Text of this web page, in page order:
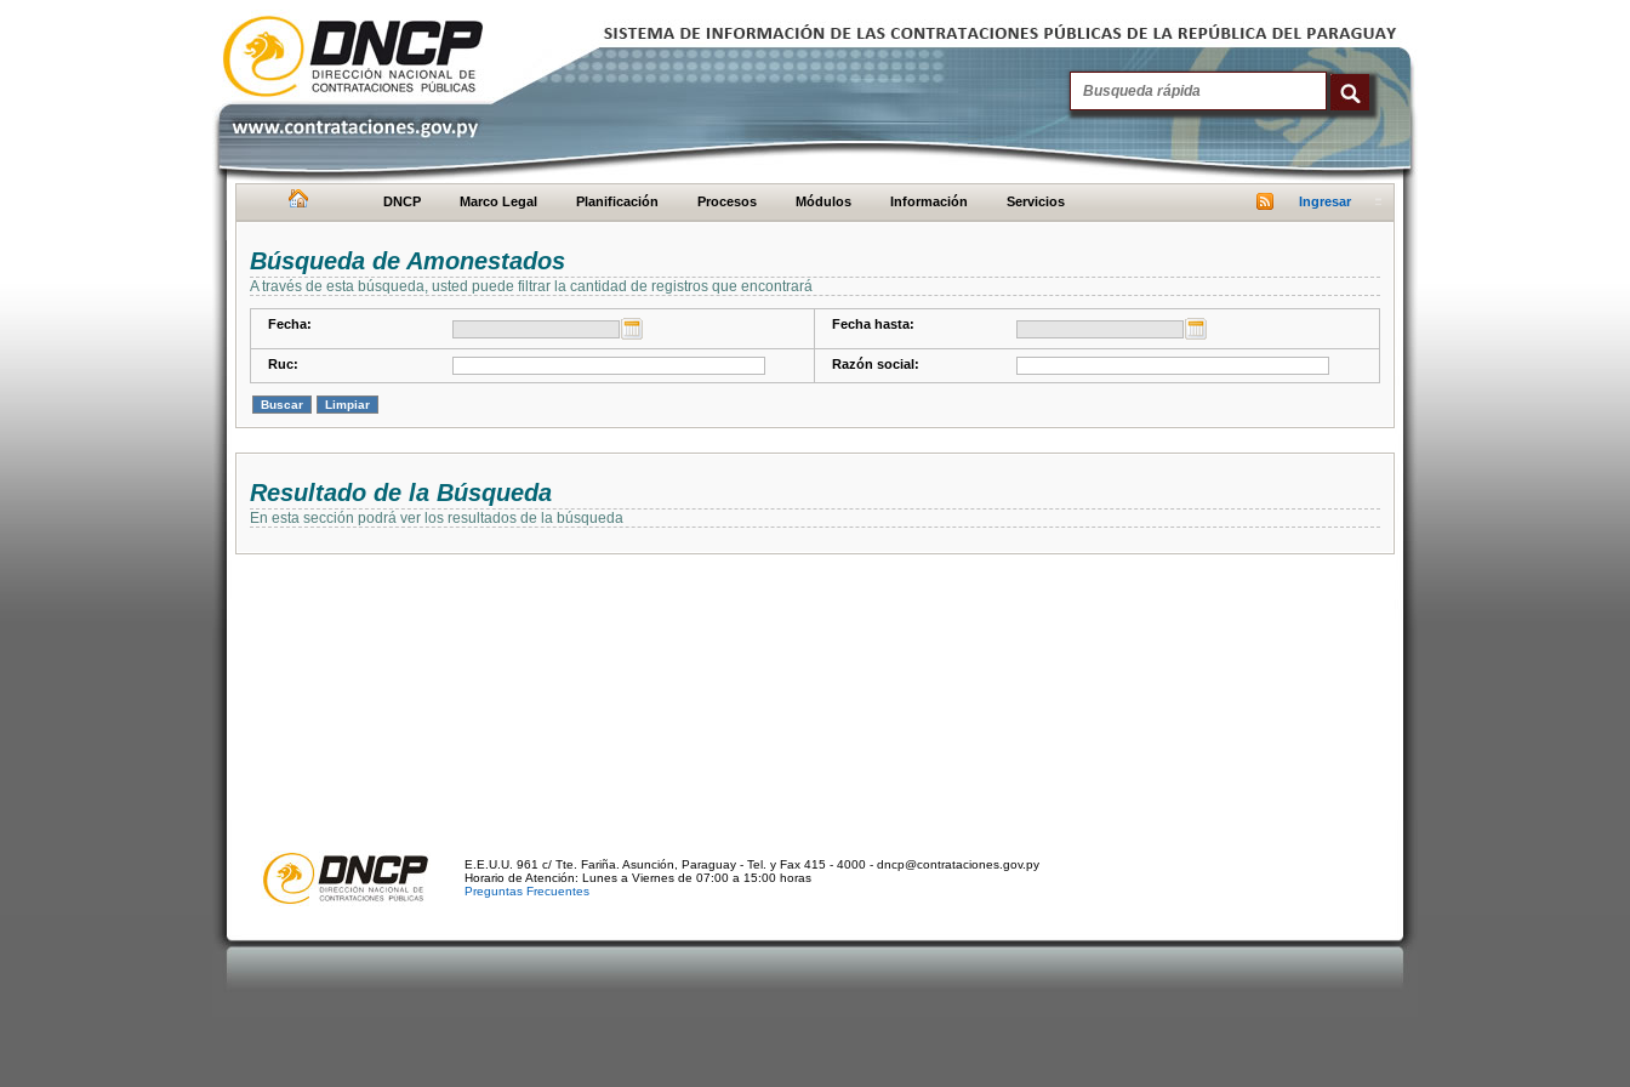
DNCP Marco Legal Planificación Procesos Módulos Información Servicios Ingresar
Búsqueda de Amonestados
A través de esta búsqueda, usted puede filtrar la cantidad de registros que encontrará
Fecha: Fecha hasta:
Ruc: Razón social:
Resultado de la Búsqueda
En esta sección podrá ver los resultados de la búsqueda
E.E.U.U. 961 c/ Tte. Fariña. Asunción, Paraguay - Tel. y Fax 415 - 4000 - dncp@contrataciones.gov.py
Horario de Atención: Lunes a Viernes de 07:00 a 15:00 horas
Preguntas Frecuentes